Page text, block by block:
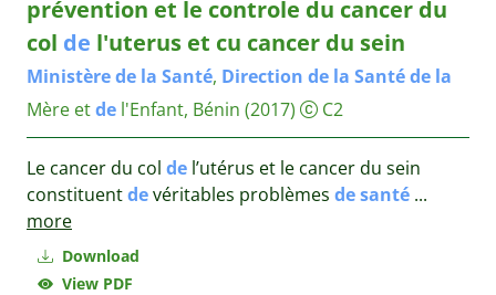
Download
View PDF
prévention et le controle du cancer du
col de l'uterus et cu cancer du sein
Ministèrede la Santé, Direction de la Santéde la
Mère etde l'Enfant, Bénin (2017) C2
Le cancer du col de l’utérus et le cancer du sein
constituentdevéritables problèmes desanté ...
more